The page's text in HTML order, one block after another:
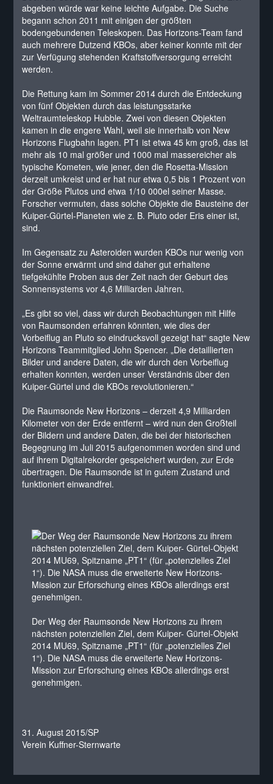
abgeben würde war keine leichte Aufgabe. Die Suche
begann schon 2011 mit einigen der größten
bodengebundenen Teleskopen. Das Horizons-Team fand
auch mehrere Dutzend KBOs, aber keiner konnte mit der
zur Verfügung stehenden Kraftstoffversorgung erreicht
werden.
Die Rettung kam im Sommer 2014 durch die Entdeckung
von fünf Objekten durch das leistungsstarke
Weltraumteleskop Hubble. Zwei von diesen Objekten
kamen in die engere Wahl, weil sie innerhalb von New
Horizons Flugbahn lagen. PT1 ist etwa 45 km groß, das ist
mehr als 10 mal größer und 1000 mal massereicher als
typische Kometen, wie jener, den die Rosetta-Mission
derzeit umkreist und er hat nur etwa 0,5 bis 1 Prozent von
der Größe Plutos und etwa 1/10 000el seiner Masse.
Forscher vermuten, dass solche Objekte die Bausteine der
Kuiper-Gürtel-Planeten wie z. B. Pluto oder Eris einer ist,
sind.
Im Gegensatz zu Asteroiden wurden KBOs nur wenig von
der Sonne erwärmt und sind daher gut erhaltene
tiefgekühlte Proben aus der Zeit nach der Geburt des
Sonnensystems vor 4,6 Milliarden Jahren.
„Es gibt so viel, dass wir durch Beobachtungen mit Hilfe
von Raumsonden erfahren könnten, wie dies der
Vorbeiflug an Pluto so eindrucksvoll gezeigt hat“ sagte New
Horizons Teammitglied John Spencer. „Die detaillierten
Bilder und andere Daten, die wir durch den Vorbeiflug
erhalten konnten, werden unser Verständnis über den
Kuiper-Gürtel und die KBOs revolutionieren.“
Die Raumsonde New Horizons – derzeit 4,9 Milliarden
Kilometer von der Erde entfernt – wird nun den Großteil
der Bildern und andere Daten, die bei der historischen
Begegnung im Juli 2015 aufgenommen worden sind und
auf ihrem Digitalrekorder gespeichert wurden, zur Erde
übertragen. Die Raumsonde ist in gutem Zustand und
funktioniert einwandfrei.
Der Weg der Raumsonde New Horizons zu ihrem
nächsten potenziellen Ziel, dem Kuiper- Gürtel-Objekt
2014 MU69, Spitzname „PT1“ (für „potenzielles Ziel
1“). Die NASA muss die erweiterte New Horizons-
Mission zur Erforschung eines KBOs allerdings erst
genehmigen.
31. August 2015/SP
Verein Kuffner-Sternwarte